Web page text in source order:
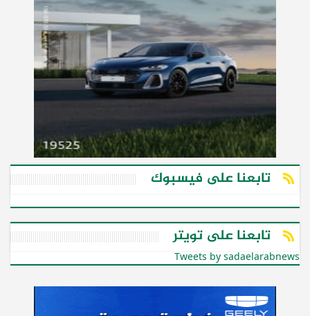
تابعنا على فيسبوك
تابعنا على تويتر
Tweets by sadaelarabnews